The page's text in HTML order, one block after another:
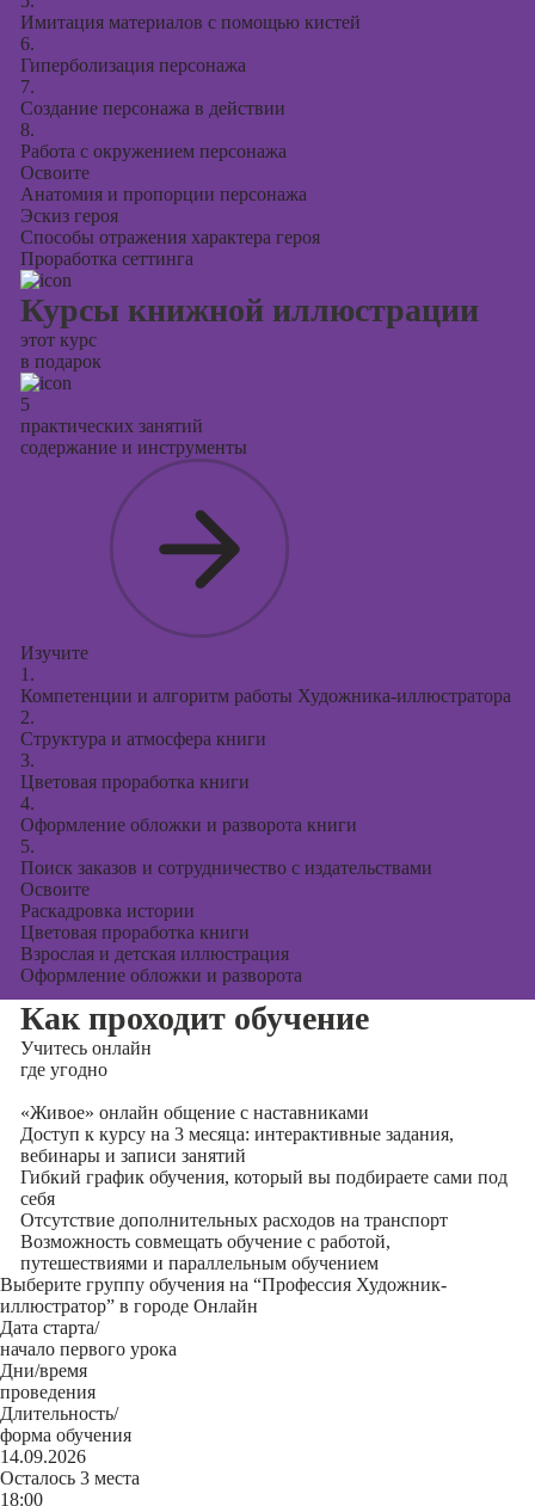
Имитация материалов с помощью кистей
6.
Гиперболизация персонажа
7.
Создание персонажа в действии
8.
Работа с окружением персонажа
Освоите
Анатомия и пропорции персонажа
Эскиз героя
Способы отражения характера героя
Проработка сеттинга
Курсы книжной иллюстрации
этот курс
в подарок
5
практических занятий
содержание и инструменты
Изучите
1.
Компетенции и алгоритм работы Художника-иллюстратора
2.
Структура и атмосфера книги
3.
Цветовая проработка книги
4.
Оформление обложки и разворота книги
5.
Поиск заказов и сотрудничество с издательствами
Освоите
Раскадровка истории
Цветовая проработка книги
Взрослая и детская иллюстрация
Оформление обложки и разворота
Как проходит обучение
Учитесь онлайн
где угодно
«Живое» онлайн общение с наставниками
Доступ к курсу на 3 месяца: интерактивные задания,
вебинары и записи занятий
Гибкий график обучения, который вы подбираете сами под
себя
Отсутствие дополнительных расходов на транспорт
Возможность совмещать обучение с работой,
путешествиями и параллельным обучением
Выберите группу обучения на “Профессия Художник-
иллюстратор” в городе Онлайн
Дата старта/
начало первого урока
Дни/время
проведения
Длительность/
форма обучения
14.09.2026
Осталось 3 места
18:00